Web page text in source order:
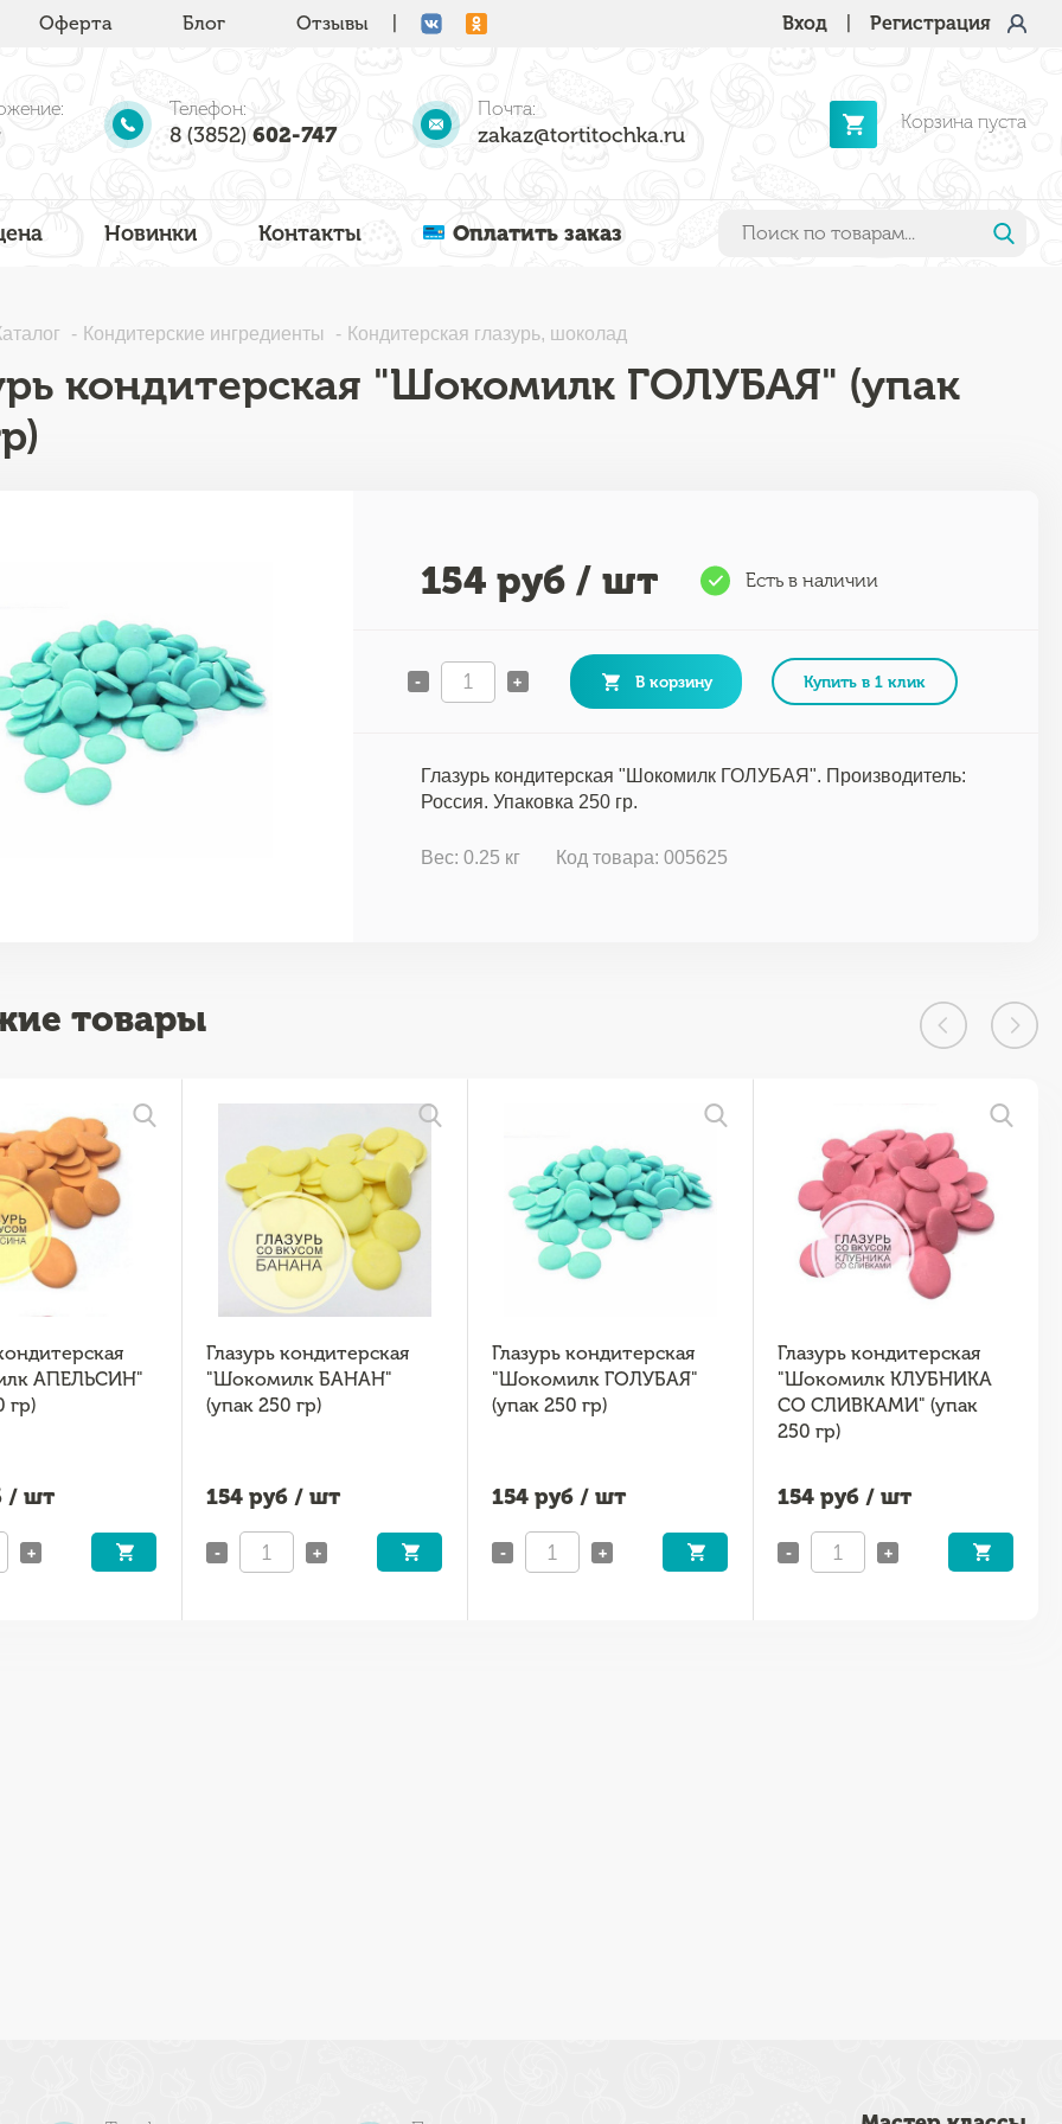
Оферта Блог Отзывы Вход Регистрация
Телефон:
8 (3852) 602-747
Почта:
zakaz@tortitochka.ru
Корзина пуста
Новинки Контакты Оплатить заказ
Кондитерские ингредиенты Кондитерская глазурь, шоколад
кондитерская "Шокомилк ГОЛУБАЯ" (упак
154 руб / шт Есть в наличии
- + В корзину Купить в 1 клик
Глазурь кондитерская "Шокомилк ГОЛУБАЯ". Производитель:
Россия. Упаковка 250 гр.
Вес: 0.25 кг Код товара: 005625
товары
АПЕЛЬСИН"
гр)
/ шт
+
Глазурь кондитерская
"Шокомилк БАНАН"
(упак 250 гр)
154 руб / шт
- +
Глазурь кондитерская
"Шокомилк ГОЛУБАЯ"
(упак 250 гр)
154 руб / шт
- +
Глазурь кондитерская
"Шокомилк КЛУБНИКА
СО СЛИВКАМИ" (упак
250 гр)
154 руб / шт
- +